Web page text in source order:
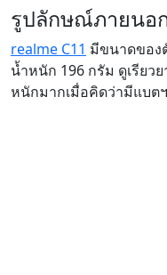
รูปลักษณ์ภายนอ
realme C11 มีขนาดของ
น้ำหนัก 196 กรัม ดูเรียว
หนักมากเมื่อคิดว่ามีแบต